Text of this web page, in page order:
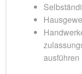
ausführen